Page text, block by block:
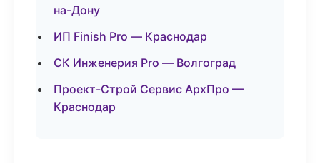
на-Дону
ИП Finish Pro — Краснодар
СК Инженерия Pro — Волгоград
Проект-Строй Сервис АрхПро —
Краснодар